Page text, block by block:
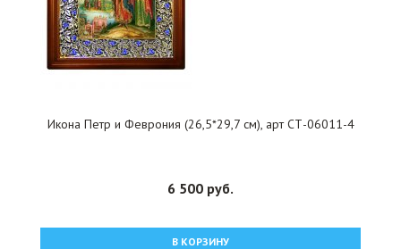
Икона Петр и Феврония (26,5*29,7 см), арт СТ-06011-4
6 500 руб.
В КОРЗИНУ